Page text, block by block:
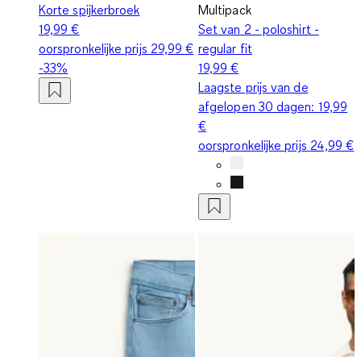
Korte spijkerbroek
19,99 €
oorspronkelijke prijs 29,99 €
-33%
Multipack
Set van 2 - poloshirt -
regular fit
19,99 €
Laagste prijs van de
afgelopen 30 dagen: 19,99
€
oorspronkelijke prijs 24,99 €